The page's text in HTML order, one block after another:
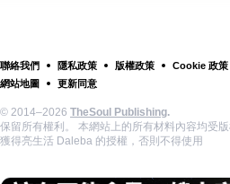
聯絡我們 隱私政策 版權政策 Cookie 政策
網站地圖
更新同意
© 2014–2026 TheSoul Publishing.
保留所有權利。 本網站上的所有材料內容均受
獲得亮生活 Daleba 的授權，否則不得使用